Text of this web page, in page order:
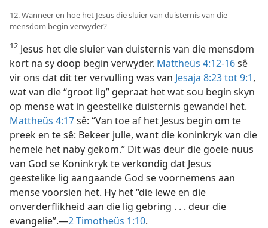
12. Wanneer en hoe het Jesus die sluier van duisternis van die
mensdom begin verwyder?
12 Jesus het die sluier van duisternis van die mensdom
kort na sy doop begin verwyder. Mattheüs 4:12-16sê
vir ons dat dit ter vervulling was van Jesaja 8:23 tot 9:1,
wat van die “groot lig” gepraat het wat sou begin skyn
op mense wat in geestelike duisternis gewandel het.
Mattheüs 4:17sê: “Van toe af het Jesus begin om te
preek en te sê: Bekeer julle, want die koninkryk van die
hemele het naby gekom.” Dit was deur die goeie nuus
van God se Koninkryk te verkondig dat Jesus
geestelike lig aangaande God se voornemens aan
mense voorsien het. Hy het “die lewe en die
onverderflikheid aan die lig gebring . . . deur die
evangelie”.—2 Timotheüs 1:10.